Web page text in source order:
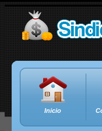
Inicio